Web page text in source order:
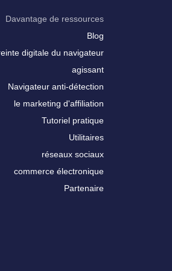
Davantage de ressources
Blog
digitale du navigateur
agissant
Navigateur anti-détection
le marketing d'affiliation
Tutoriel pratique
Utilitaires
réseaux sociaux
commerce électronique
Partenaire